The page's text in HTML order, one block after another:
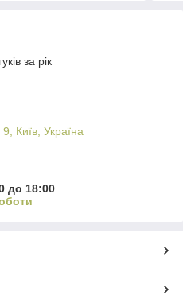
за рік
Київ, Україна
до 18:00